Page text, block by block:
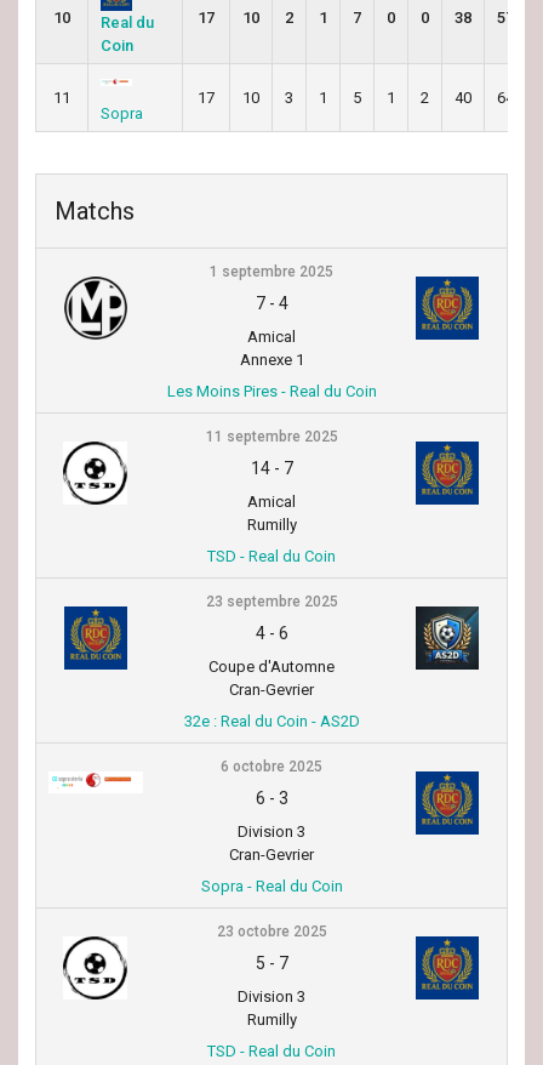
10
Real du
Coin
17 10 2 1 7 0 0 38 57
11
Sopra
17 10 3 1 5 1 2 40 64
Matchs
1 septembre 2025
7- 4
Amical
Annexe 1
Les Moins Pires - Real du Coin
11 septembre 2025
14- 7
Amical
Rumilly
TSD - Real du Coin
23 septembre 2025
4- 6
Coupe d'Automne
Cran-Gevrier
32e : Real du Coin - AS2D
6 octobre 2025
6 - 3
Division 3
Cran-Gevrier
Sopra - Real du Coin
23 octobre 2025
5 - 7
Division 3
Rumilly
TSD - Real du Coin